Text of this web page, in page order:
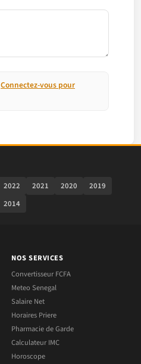
Connectez-vous pour
2022 2021 2020
2019
2014
NOS SERVICES
Convertisseur FCFA
Meteo Senegal
Salaire Net
Horaires Priere
Pharmacie de Garde
Calculateur IMC
Horoscope